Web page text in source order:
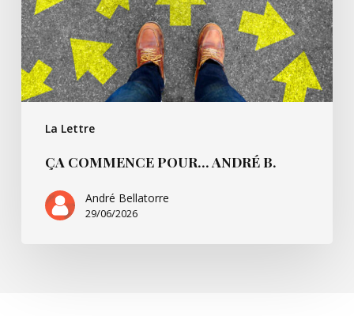
La Lettre
ÇA COMMENCE POUR… ANDRÉ B.
André Bellatorre
29/06/2026